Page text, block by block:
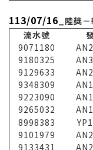
113/07/16 _陸獎
流水號
9071180
9180325
9129633
9348309
9223090
9265032
8998383
9101979
9133431